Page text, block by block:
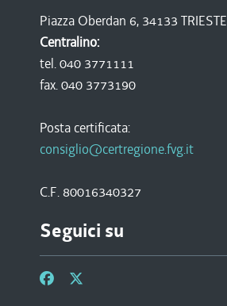
Piazza Oberdan 6, 34133 TRIESTE
Centralino:
tel. 040 3771111
fax. 040 3773190
Posta certificata:
consiglio@certregione.fvg.it
C.F. 80016340327
Seguici su